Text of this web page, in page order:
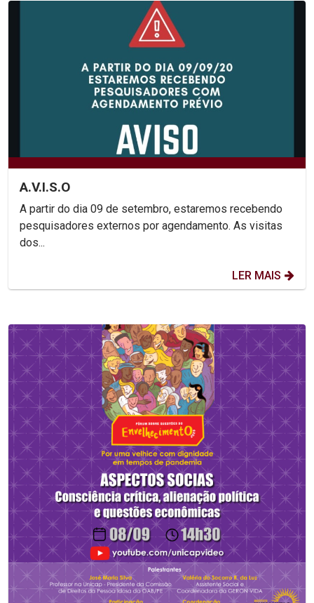
A.V.I.S.O
A partir do dia 09 de setembro, estaremos recebendo
pesquisadores externos por agendamento. As visitas
dos...
LER MAIS